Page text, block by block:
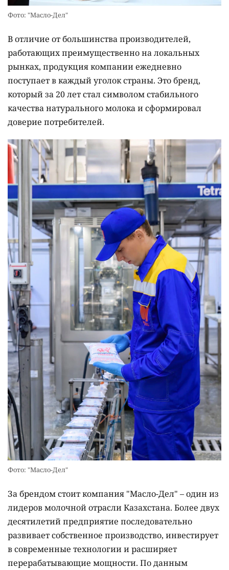
Фото: "Масло-Дел"
В отличие от большинства производителей,
работающих преимущественно на локальных
рынках, продукция компании ежедневно
поступает в каждый уголок страны. Это бренд,
который за 20 лет стал символом стабильного
качества натурального молока и сформировал
доверие потребителей.
Фото: "Масло-Дел"
За брендом стоит компания "Масло-Дел" – один из
лидеров молочной отрасли Казахстана. Более двух
десятилетий предприятие последовательно
развивает собственное производство, инвестирует
в современные технологии и расширяет
перерабатывающие мощности. По данным